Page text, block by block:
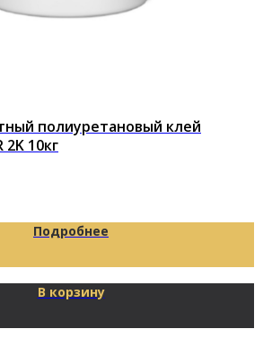
полиуретановый клей
2K 10кг
Подробнее
В корзину